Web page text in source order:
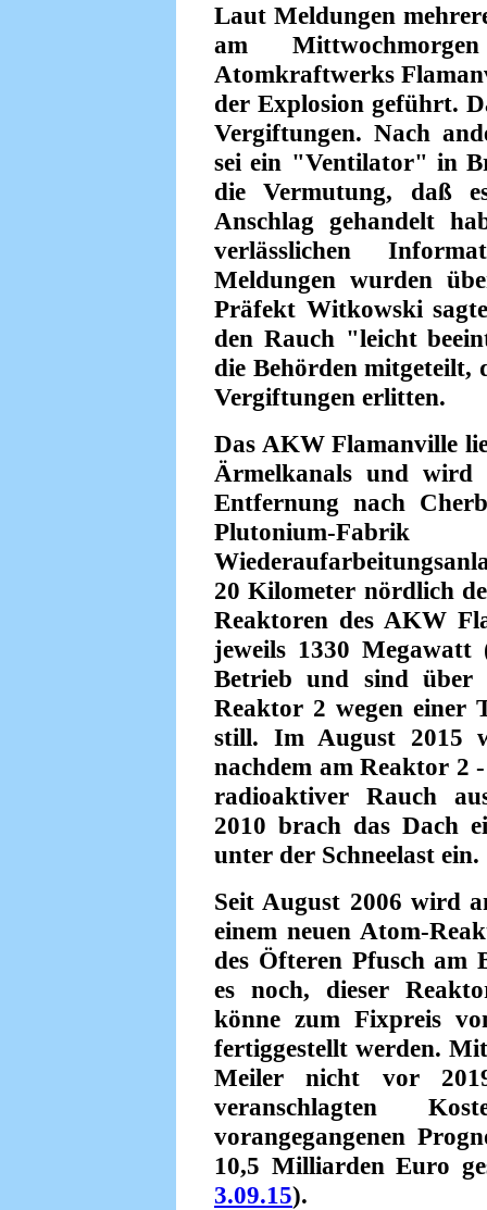
Laut Meldungen
am
Atomkraftwerks
der Explosion geführt.
Vergiftungen. Nach
sei ein "Ventilator" in
die Vermutung, daß
Anschlag gehandelt
verlässlichen
Meldungen wurden
Präfekt Witkowski
den Rauch "leicht
die Behörden mitgeteilt,
Vergiftungen erlitten.
Das AKW Flamanville
Ärmelkanals und wird
Entfernung nach
Plutonium-
20 Kilometer nördlich
Reaktoren des AKW
jeweils 1330
Betrieb und sind über
Reaktor 2 wegen einer
still. Im August 2015
nachdem am Reaktor 2
radioaktiver Rauch
2010 brach das Dach
unter der Schneelast ein.
Seit August 2006 wird
einem neuen Atom-
des Öfteren Pfusch am
es noch, dieser
könne zum Fixpreis
fertiggestellt werden.
Meiler nicht vor
veranschlagten
vorangegangenen
10,5 Milliarden Euro
3.09.15).